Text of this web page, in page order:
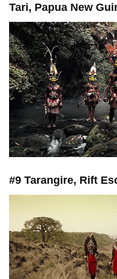
Tari, Papua New
#9 Tarangire, Rift